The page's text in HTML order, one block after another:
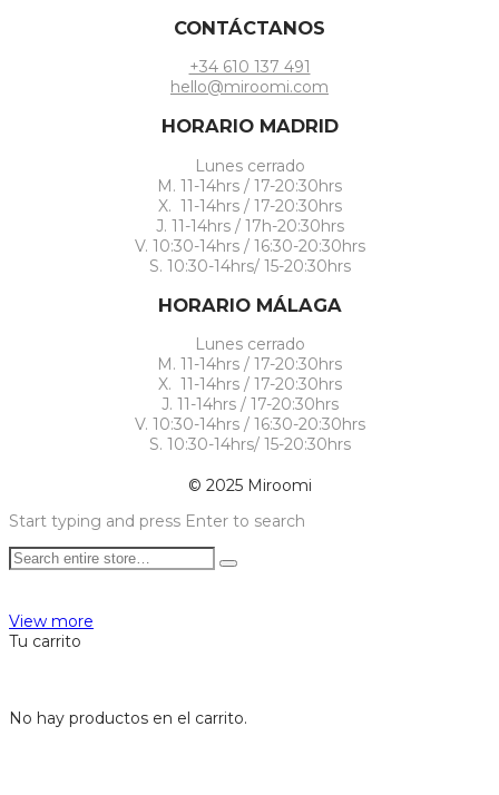
CONTÁCTANOS
+34 610 137 491
hello@miroomi.com
HORARIO MADRID
Lunes cerrado
M. 11-14hrs / 17-20:30hrs
X. 11-14hrs / 17-20:30hrs
J. 11-14hrs / 17h-20:30hrs
V. 10:30-14hrs / 16:30-20:30hrs
S. 10:30-14hrs/ 15-20:30hrs
HORARIO MÁLAGA
Lunes cerrado
M. 11-14hrs / 17-20:30hrs
X. 11-14hrs / 17-20:30hrs
J. 11-14hrs / 17-20:30hrs
V. 10:30-14hrs / 16:30-20:30hrs
S. 10:30-14hrs/ 15-20:30hrs
© 2025 Miroomi
Start typing and press Enter to search
View more
Tu carrito
No hay productos en el carrito.